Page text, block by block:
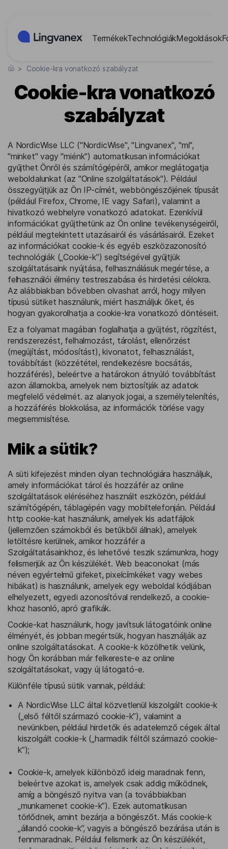
TermékekTechnológiákMegoldások
> Cookie-kra vonatkozó szabályzat
Cookie-kra vonatkozó
szabályzat
A NordicWise LLC ("NordicWise", "Lingvanex", "mi",
"minket" vagy "miénk") automatikusan információkat
gyűjthet Önről és számítógépéről, amikor meglátogatja
weboldalunkat (az "Online szolgáltatások"). Például
összegyűjtjük az Ön IP-címét, webböngészőjének típusát
(például Firefox, Chrome, IE vagy Safari), valamint a
hivatkozó webhelyre vonatkozó adatokat. Ezenkívül
információkat gyűjthetünk az Ön online tevékenységeiről,
például megtekintett utazásairól és vásárlásairól. Ezeket
az információkat cookie-k és egyéb eszközazonosító
technológiák („Cookie-k”) segítségével gyűjtjük
szolgáltatásaink nyújtása, felhasználásuk megértése, a
felhasználói élmény testreszabása és hirdetési célokra.
Az alábbiakban bővebben olvashat arról, hogy milyen
típusú sütiket használunk, miért használjuk őket, és
hogyan gyakorolhatja a cookie-kra vonatkozó döntéseit.
Ez a folyamat magában foglalhatja a gyűjtést, rögzítést,
rendszerezést, felhalmozást, tárolást, ellenőrzést
(megújítást, módosítást), kivonatot, felhasználást,
továbbítást (közzététel, rendelkezésre bocsátás,
hozzáférés), beleértve a határokon átnyúló továbbítást
azon államokba, amelyek nem biztosítják az adatok
megfelelő védelmét. az alanyok jogai, a személytelenítés,
a hozzáférés blokkolása, az információk törlése vagy
megsemmisítése.
Mik a sütik?
A süti kifejezést minden olyan technológiára használjuk,
amely információkat tárol és hozzáfér az online
szolgáltatások eléréséhez használt eszközön, például
számítógépén, táblagépén vagy mobiltelefonján. Például
http cookie-kat használunk, amelyek kis adatfájlok
(jellemzően számokból és betűkből állnak), amelyek
letöltésre kerülnek, amikor hozzáfér a
Szolgáltatásainkhoz, és lehetővé teszik számunkra, hogy
felismerjük az Ön készülékét. Web beaconokat (más
néven egyértelmű gifeket, pixelcímkéket vagy webes
hibákat) is használunk, amelyek egy weboldal kódjában
elhelyezett, egyedi azonosítóval rendelkező, a cookie-
khoz hasonló, apró grafikák.
Cookie-kat használunk, hogy javítsuk látogatóink online
élményét, és jobban megértsük, hogyan használják az
online szolgáltatásokat. A cookie-k közölhetik velünk,
hogy Ön korábban már felkereste-e az online
szolgáltatásokat, vagy új látogató-e.
Különféle típusú sütik vannak, például:
A NordicWise LLC által közvetlenül kiszolgált cookie-k
(„első féltől származó cookie-k”), valamint a
nevünkben, például hirdetők és adatelemző cégek által
kiszolgált cookie-k („harmadik féltől származó cookie-
k”);
Cookie-k, amelyek különböző ideig maradnak fenn,
beleértve azokat is, amelyek csak addig működnek,
amíg a böngésző nyitva van (a továbbiakban
„munkamenet cookie-k”). Ezek automatikusan
törlődnek, amint bezárja a böngészőt. Más cookie-k
„állandó cookie-k”, vagyis a böngésző bezárása után is
fennmaradnak. Például felismerik az Ön készülékét,